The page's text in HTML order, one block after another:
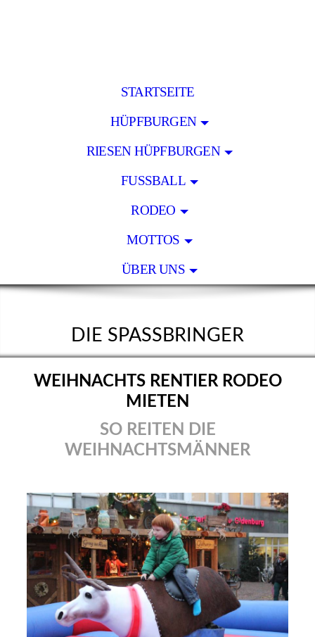
STARTSEITE
HÜPFBURGEN
RIESEN HÜPFBURGEN
FUSSBALL
RODEO
MOTTOS
ÜBER UNS
DIE SPASSBRINGER
WEIHNACHTS RENTIER RODEO
MIETEN
SO REITEN DIE
WEIHNACHTSMÄNNER